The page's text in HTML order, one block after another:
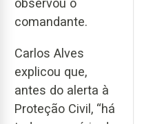
comandante.
Carlos Alves
explicou que,
antes do alerta à
Proteção Civil, “há